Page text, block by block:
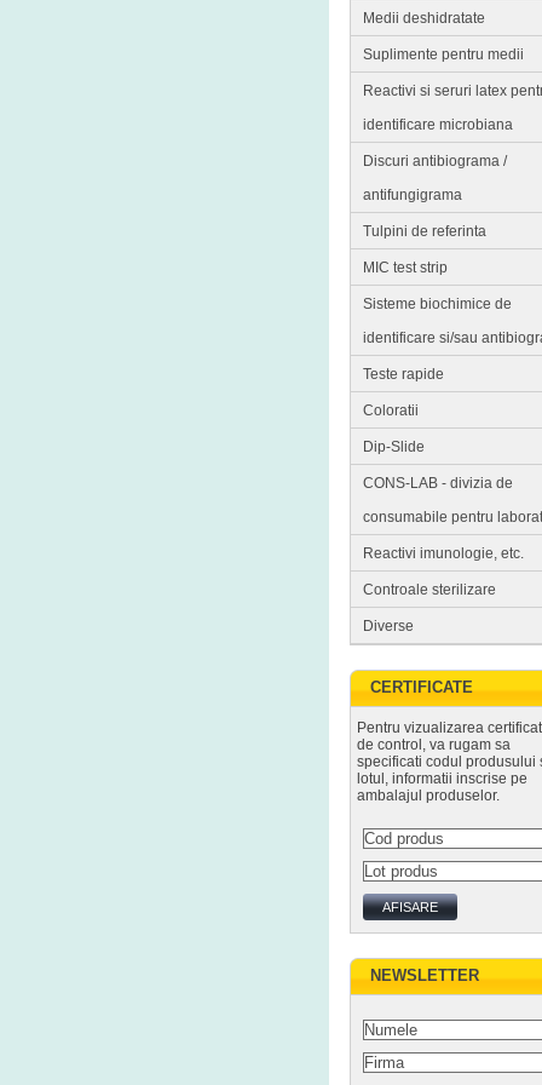
Medii deshidratate
Suplimente pentru medii
Reactivi si seruri latex
identificare microbiana
Discuri antibiograma /
antifungigrama
Tulpini de referinta
MIC test strip
Sisteme biochimice de
identificare si/sau
Teste rapide
Coloratii
Dip-Slide
CONS-LAB - divizia de
consumabile pentru
Reactivi imunologie, etc.
Controale sterilizare
Diverse
CERTIFICATE
Pentru vizualizarea
de control, va rugam sa
specificati codul produsului
lotul, informatii inscrise pe
ambalajul produselor.
NEWSLETTER